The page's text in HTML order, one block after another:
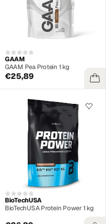
GAAM
GAAM Pea Protein 1 kg
€25,89
BioTechUSA
BioTechUSA Protein Power 1 kg